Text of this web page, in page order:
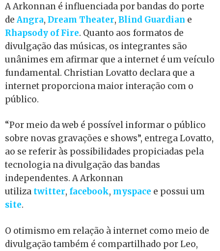
A Arkonnan é influenciada por bandas do porte
de Angra, Dream Theater, Blind Guardian e
Rhapsody of Fire. Quanto aos formatos de
divulgação das músicas, os integrantes são
unânimes em afirmar que a internet é um veículo
fundamental. Christian Lovatto declara que a
internet proporciona maior interação com o
público.
“Por meio da web é possível informar o público
sobre novas gravações e shows”, entrega Lovatto,
ao se referir às possibilidades propiciadas pela
tecnologia na divulgação das bandas
independentes. A Arkonnan
utiliza twitter, facebook, myspace e possui um
site.
O otimismo em relação à internet como meio de
divulgação também é compartilhado por Leo,